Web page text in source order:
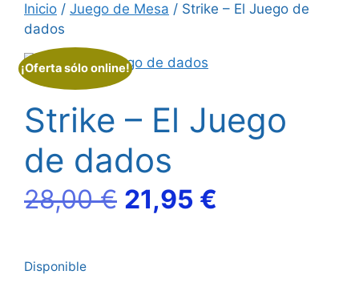
Inicio / Juego de Mesa / Strike – El Juego de
dados
¡Oferta sólo online!
Strike – El Juego
de dados
28,00€ El
21,95 €
Disponible